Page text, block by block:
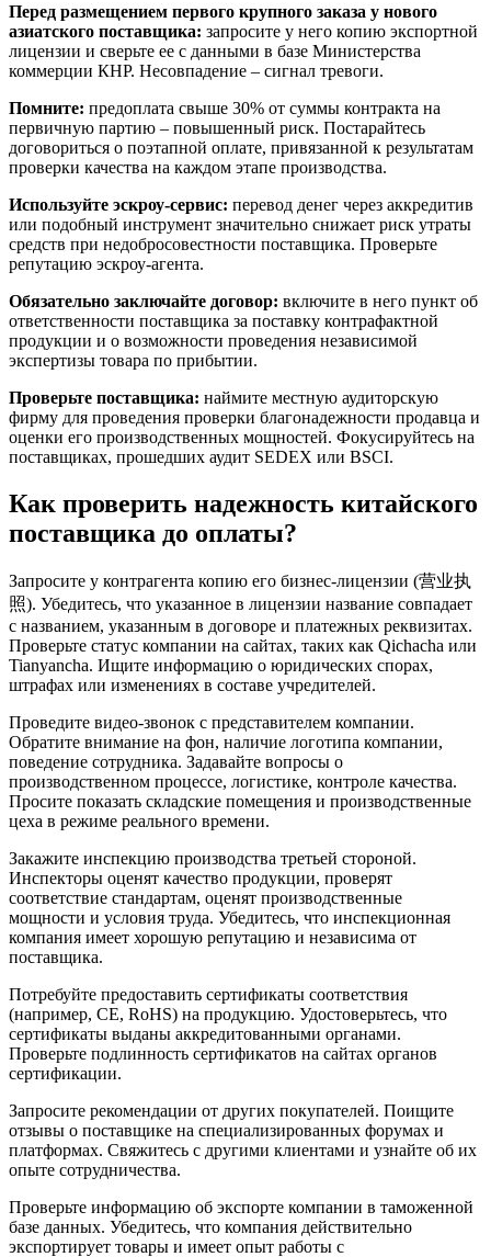
Перед размещением первого крупного заказа у нового
азиатского поставщика: запросите у него копию экспортной
лицензии и сверьте ее с данными в базе Министерства
коммерции КНР. Несовпадение – сигнал тревоги.
Помните: предоплата свыше 30% от суммы контракта на
первичную партию – повышенный риск. Постарайтесь
договориться о поэтапной оплате, привязанной к результатам
проверки качества на каждом этапе производства.
Используйте эскроу-сервис: перевод денег через аккредитив
или подобный инструмент значительно снижает риск утраты
средств при недобросовестности поставщика. Проверьте
репутацию эскроу-агента.
Обязательно заключайте договор: включите в него пункт об
ответственности поставщика за поставку контрафактной
продукции и о возможности проведения независимой
экспертизы товара по прибытии.
Проверьте поставщика: наймите местную аудиторскую
фирму для проведения проверки благонадежности продавца и
оценки его производственных мощностей. Фокусируйтесь на
поставщиках, прошедших аудит SEDEX или BSCI.
Как проверить надежность китайского
поставщика до оплаты?
Запросите у контрагента копию его бизнес-лицензии (营业执
照). Убедитесь, что указанное в лицензии название совпадает
с названием, указанным в договоре и платежных реквизитах.
Проверьте статус компании на сайтах, таких как Qichacha или
Tianyancha. Ищите информацию о юридических спорах,
штрафах или изменениях в составе учредителей.
Проведите видео-звонок с представителем компании.
Обратите внимание на фон, наличие логотипа компании,
поведение сотрудника. Задавайте вопросы о
производственном процессе, логистике, контроле качества.
Просите показать складские помещения и производственные
цеха в режиме реального времени.
Закажите инспекцию производства третьей стороной.
Инспекторы оценят качество продукции, проверят
соответствие стандартам, оценят производственные
мощности и условия труда. Убедитесь, что инспекционная
компания имеет хорошую репутацию и независима от
поставщика.
Потребуйте предоставить сертификаты соответствия
(например, CE, RoHS) на продукцию. Удостоверьтесь, что
сертификаты выданы аккредитованными органами.
Проверьте подлинность сертификатов на сайтах органов
сертификации.
Запросите рекомендации от других покупателей. Поищите
отзывы о поставщике на специализированных форумах и
платформах. Свяжитесь с другими клиентами и узнайте об их
опыте сотрудничества.
Проверьте информацию об экспорте компании в таможенной
базе данных. Убедитесь, что компания действительно
экспортирует товары и имеет опыт работы с